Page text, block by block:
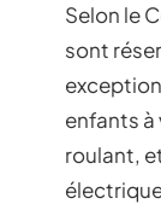
Selon le
sont
enfants à
roulant,